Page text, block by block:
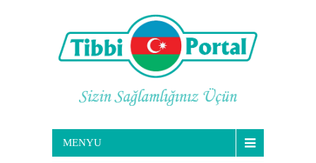
MENYU